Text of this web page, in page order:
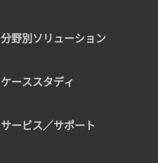
分野別ソリューション
ケーススタディ
サービス／サポート